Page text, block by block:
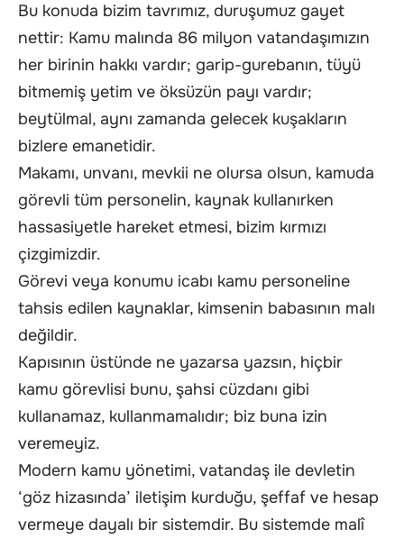
Bu konuda bizim tavrımız, duruşumuz gayet
nettir: Kamu malında 86 milyon vatandaşımızın
her birinin hakkı vardır; garip-gurebanın, tüyü
bitmemiş yetim ve öksüzün payı vardır;
beytülmal, aynı zamanda gelecek kuşakların
bizlere emanetidir.
Makamı, unvanı, mevkii ne olursa olsun, kamuda
görevli tüm personelin, kaynak kullanırken
hassasiyetle hareket etmesi, bizim kırmızı
çizgimizdir.
Görevi veya konumu icabı kamu personeline
tahsis edilen kaynaklar, kimsenin babasının malı
değildir.
Kapısının üstünde ne yazarsa yazsın, hiçbir
kamu görevlisi bunu, şahsi cüzdanı gibi
kullanamaz, kullanmamalıdır; biz buna izin
veremeyiz.
Modern kamu yönetimi, vatandaş ile devletin
‘göz hizasında’ iletişim kurduğu, şeffaf ve hesap
vermeye dayalı bir sistemdir. Bu sistemde malî